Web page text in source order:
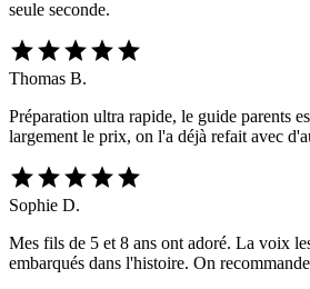
seule seconde.
starstarstarstarstar
Thomas B.
Préparation ultra rapide, le guide parents
largement le prix, on l'a déjà refait avec
starstarstarstarstar
Sophie D.
Mes fils de 5 et 8 ans ont adoré. La voix
embarqués dans l'histoire. On